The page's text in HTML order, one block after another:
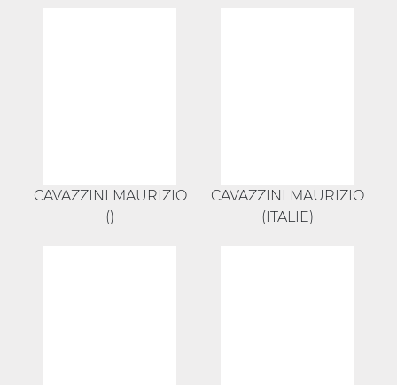
CAVAZZINI MAURIZIO
()
CAVAZZINI MAURIZIO
(ITALIE)